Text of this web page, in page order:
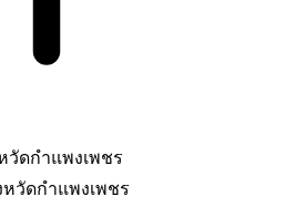
วัดกำแพงเพชร
หวัดกำแพงเพชร